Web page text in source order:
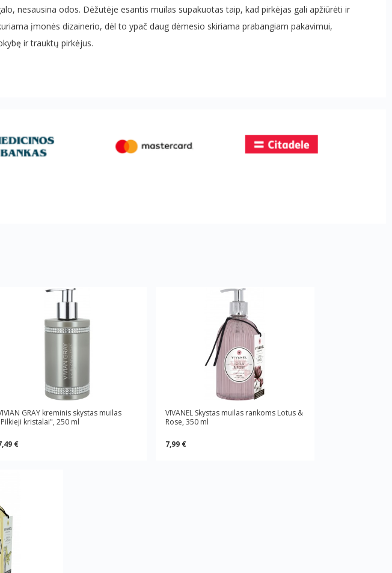
nesausina odos. Dėžutėje esantis muilas supakuotas taip, kad pirkėjas gali apžiūrėti ir
įmonės dizainerio, dėl to ypač daug dėmesio skiriama prabangiam pakavimui,
ir trauktų pirkėjus.
GRAY kreminis skystas muilas
kristalai", 250 ml
€
VIVANEL Skystas muilas rankoms Lotus &
Rose, 350 ml
7,99 €